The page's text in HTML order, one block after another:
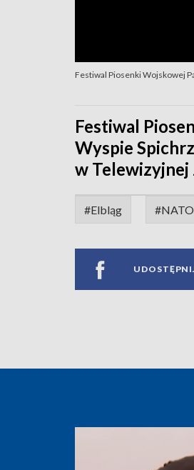
Festiwal Piosenki Wojskowej
Festiwal
Wyspie
w Telewizyjnej
#Elbląg #NATO